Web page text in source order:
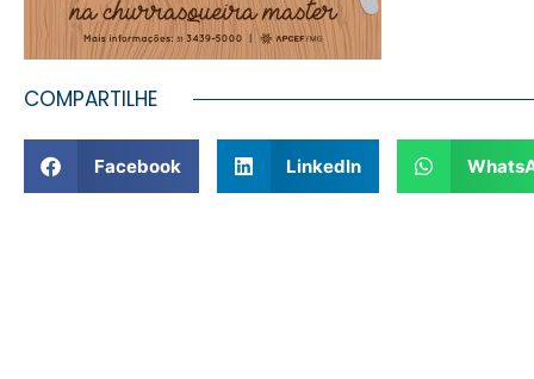
COMPARTILHE
Facebook LinkedIn